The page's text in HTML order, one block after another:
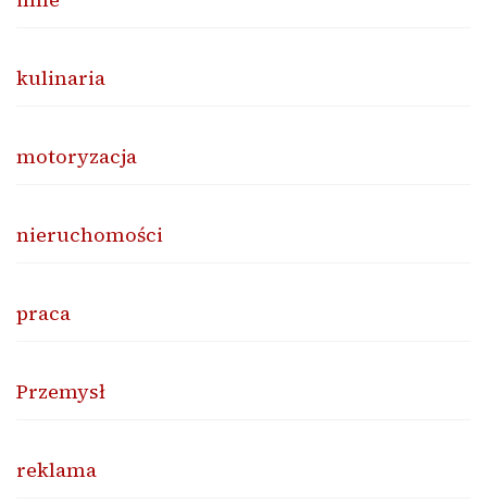
kulinaria
motoryzacja
nieruchomości
praca
Przemysł
reklama